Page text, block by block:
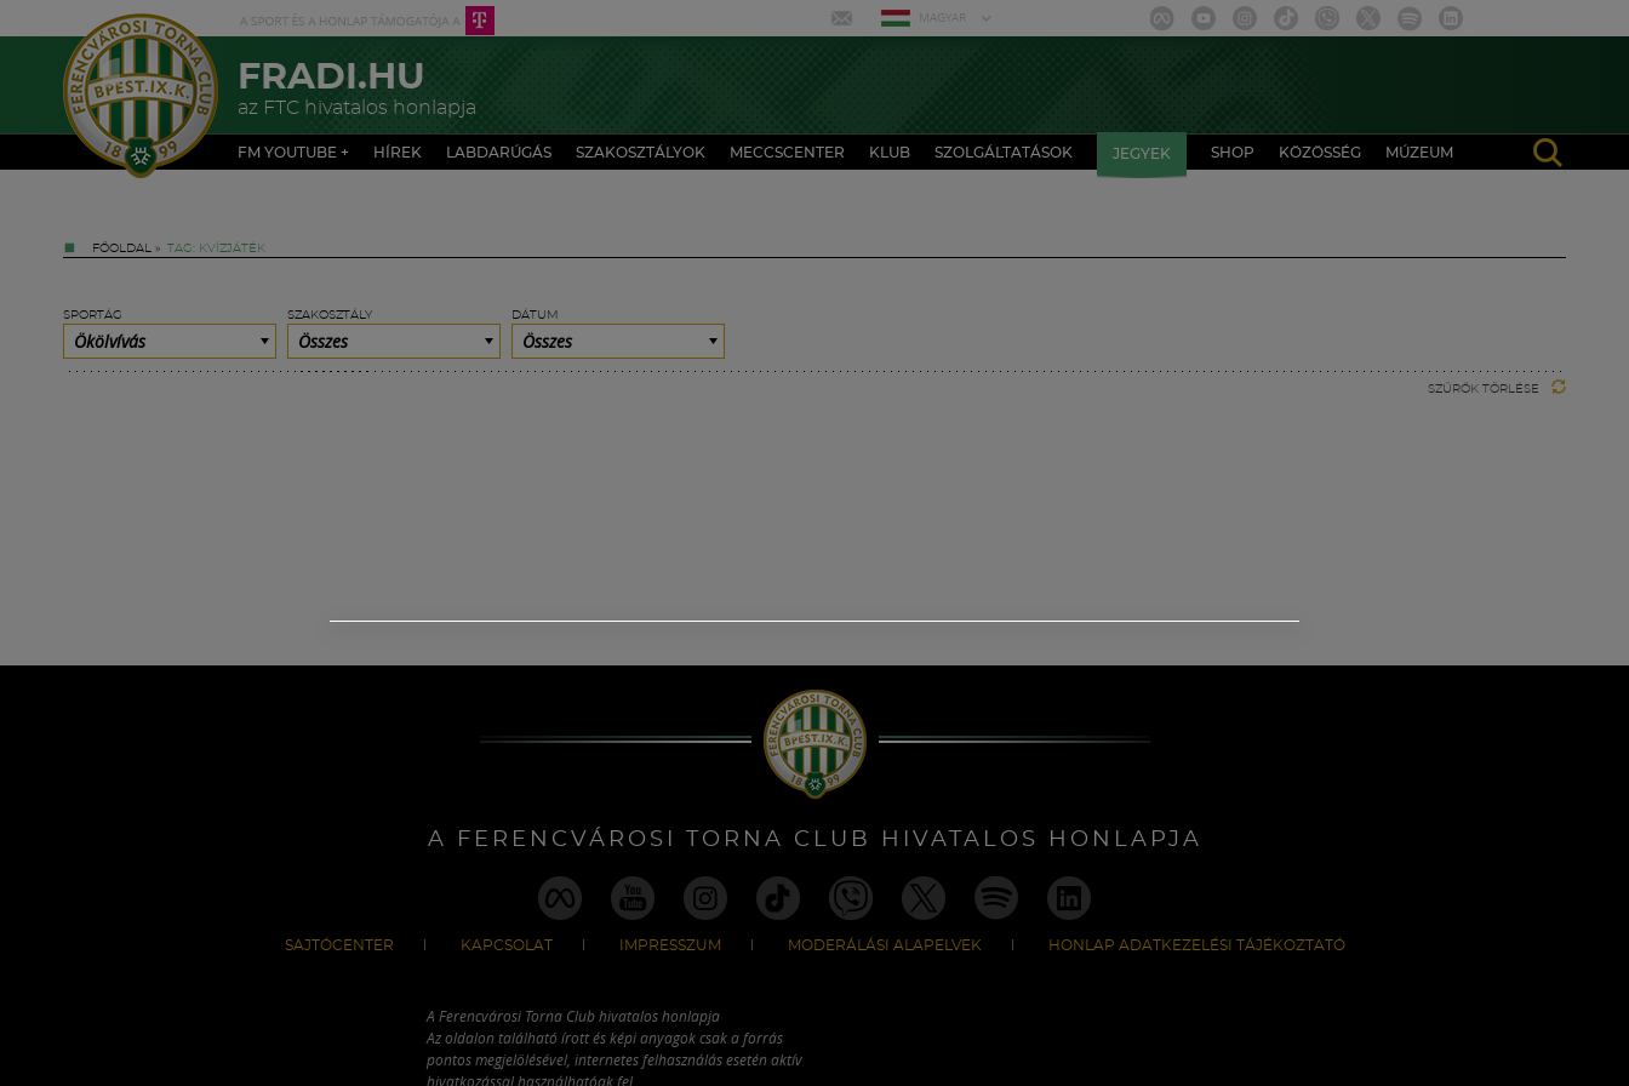
MAGYAR
FRADI.HU
az FTC hivatalos honlapja
FM YOUTUBE + HÍREK LABDARÚGÁS SZAKOSZTÁLYOK MECCSCENTER KLUB SZOLGÁLTATÁSOK JEGYEK SHOP KÖZÖSSÉG MÚZEUM
FŐOLDAL » TAG: KVÍZJÁTÉK
SPORTÁG
Ökölvívás
SZAKOSZTÁLY
Összes
DÁTUM
Összes
SZŰRŐK TÖRLÉSE
A FERENCVÁROSI TORNA CLUB HIVATALOS HONLAPJA
SAJTÓCENTER KAPCSOLAT IMPRESSZUM MODERÁLÁSI ALAPELVEK HONLAP ADATKEZELÉSI TÁJÉKOZTATÓ
A Ferencvárosi Torna Club hivatalos honlapja
Az oldalon található írott és képi anyagok csak a forrás
pontos megjelölésével, internetes felhasználás esetén aktív
hivatkozással használhatóak fel.